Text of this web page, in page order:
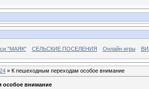
"МАЯК" СЕЛЬСКИЕ ПОСЕЛЕНИЯ Онлайн игры
24 » К пешеходным переходам особое внимание
особое внимание